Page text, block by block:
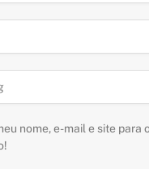
nome, e-mail e site para